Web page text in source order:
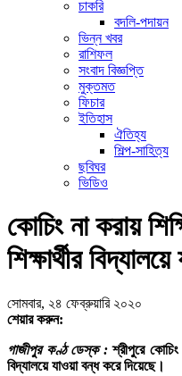
চাকরি
বদলি-পদায়ন
ভিন্ন খবর
রাশিফল
সংবাদ বিজ্ঞপ্তি
মুক্তমত
ফিচার
ইতিহাস
ঐতিহ্য
শিল্প-সাহিত্য
ছবিঘর
ভিডিও
কোচিং না করায়
শিক্ষার্থীর
সোমবার, ২৪ ফেব্রুয়ারি ২০২০
শেয়ার করুন:
গাজীপুর কণ্ঠ ডেস্ক :শ্রীপুরে কোচিং
বিদ্যালয়ে যাওয়া বন্ধ করে দিয়েছে।